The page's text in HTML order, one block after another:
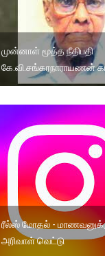
முன்னாள் மூத்த நீதிபதி
கே.வி.சங்கரநாராயணன்
ரீல்ஸ் மோதல் -
அரிவாள் வெட்டு